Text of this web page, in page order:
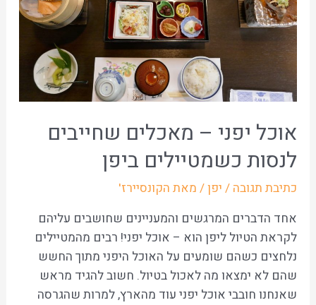
אוכל יפני – מאכלים שחייבים
לנסות כשמטיילים ביפן
כתיבת תגובה / יפן/ מאת הקונסיירז'
אחד הדברים המרגשים והמעניינים שחושבים עליהם
לקראת הטיול ליפן הוא – אוכל יפני! רבים מהמטיילים
נלחצים כשהם שומעים על האוכל היפני מתוך החשש
שהם לא ימצאו מה לאכול בטיול. חשוב להגיד מראש
שאנחנו חובבי אוכל יפני עוד מהארץ, למרות שהגרסה